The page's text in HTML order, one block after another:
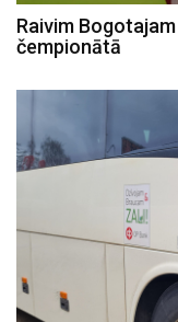
Raivim
čempionātā